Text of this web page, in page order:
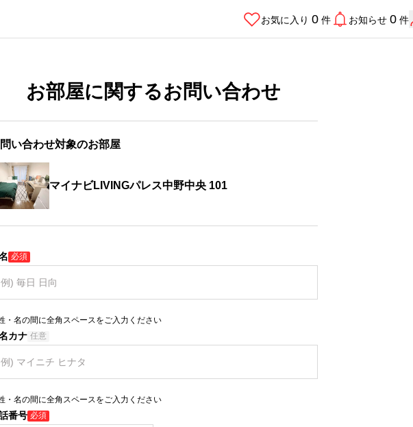
お気に入り 0 件 お知らせ 0 件
お部屋に関するお問い合わせ
い合わせ対象のお部屋
マイナビLIVINGパレス中野中央 101
必須
・名の間に全角スペースをご入力ください
カナ 任意
・名の間に全角スペースをご入力ください
番号 必須